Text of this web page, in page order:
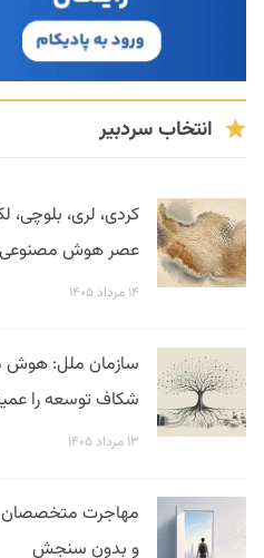
انتخاب سردبیر
کردی، لری، بلوچی،
عصر هوش مصنوعی
۱۴ مرداد ۱۴۰۵
سازمان ملل: هوش
شکاف توسعه را
۱۳ مرداد ۱۴۰۵
مهاجرت متخصصان
و بدون سنجش